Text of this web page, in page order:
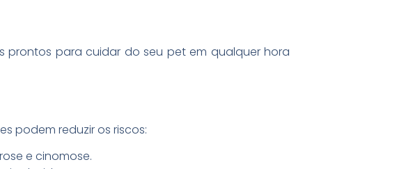
prontos para cuidar do seu pet em qualquer hora
podem reduzir os riscos:
e cinomose.